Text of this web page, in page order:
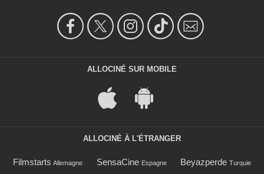
ALLOCINÉ SUR MOBILE
ALLOCINÉ À L'ÉTRANGER
Filmstarts Allemagne SensaCine Espagne Beyazperde Turquie